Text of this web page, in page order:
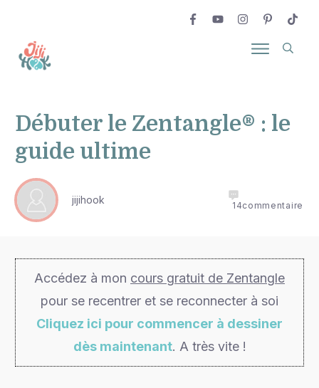
Débuter le Zentangle® : le
guide ultime
jijihook 14commentaire
Accédez à mon cours gratuit de Zentangle
pour se recentrer et se reconnecter à soi
Cliquez ici pour commencer à dessiner
dès maintenant. A très vite !